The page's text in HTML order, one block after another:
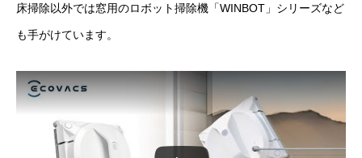
床掃除以外では窓用のロボット掃除機「WINBOT」シリーズなど
も手がけています。